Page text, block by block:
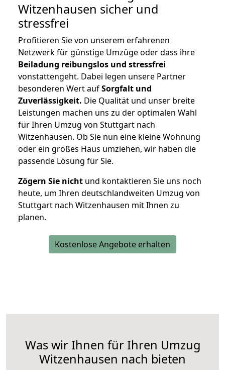
Witzenhausen sicher und
stressfrei
Profitieren Sie von unserem erfahrenen
Netzwerk für günstige Umzüge oder dass ihre
Beiladung reibungslos und stressfrei
vonstattengeht. Dabei legen unsere Partner
besonderen Wert aufSorgfalt und
Zuverlässigkeit. Die Qualität und unser breite
Leistungen machen uns zu der optimalen Wahl
für Ihren Umzug von Stuttgart nach
Witzenhausen. Ob Sie nun eine kleine Wohnung
oder ein großes Haus umziehen, wir haben die
passende Lösung für Sie.
Zögern Sie nicht und kontaktieren Sie uns noch
heute, um Ihren deutschlandweiten Umzug von
Stuttgart nach Witzenhausen mit Ihnen zu
planen.
Kostenlose Angebote erhalten
Was wir Ihnen für Ihren Umzug
Witzenhausen nach bieten